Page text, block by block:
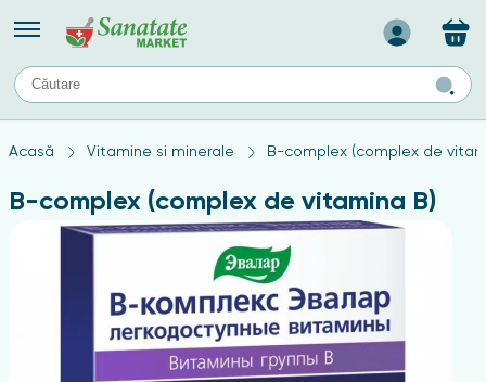
Назад
TIPURI DE TEN
Produse pentru ten mixt
Ten problematic
Produse pentru ten gras
Produse pentru ten sensibil
articulațiilor
Acasă Vitamine si minerale B-complex (complex de
B-complex (complex de vitamina B)